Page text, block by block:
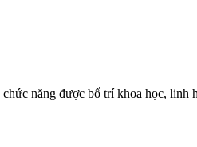
năng được bố trí khoa học, linh